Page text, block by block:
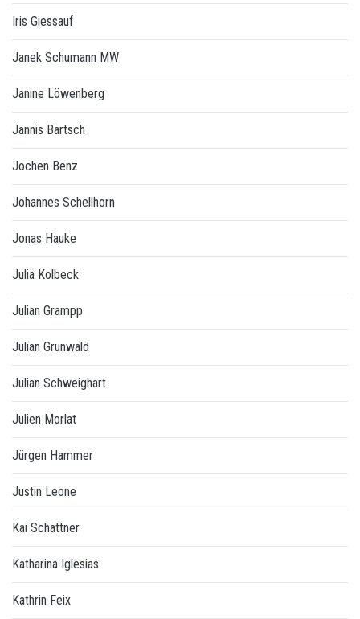
Iris Giessauf
Janek Schumann MW
Janine Löwenberg
Jannis Bartsch
Jochen Benz
Johannes Schellhorn
Jonas Hauke
Julia Kolbeck
Julian Grampp
Julian Grunwald
Julian Schweighart
Julien Morlat
Jürgen Hammer
Justin Leone
Kai Schattner
Katharina Iglesias
Kathrin Feix